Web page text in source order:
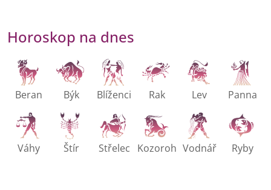
Horoskop na dnes
Beran Býk Blíženci Rak Lev Panna
Váhy Štír Střelec Kozoroh Vodnář Ryby